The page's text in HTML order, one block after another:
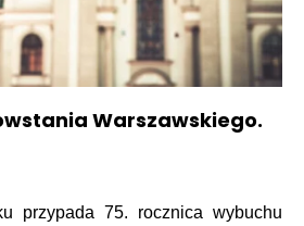
Warszawskiego.
przypada 75. rocznica wybuchu